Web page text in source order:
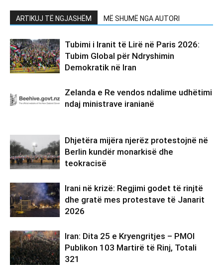
ARTIKUJ TË NGJASHËM MË SHUMË NGA AUTORI
Tubimi i Iranit të Lirë në Paris 2026:
Tubim Global për Ndryshimin
Demokratik në Iran
Zelanda e Re vendos ndalime udhëtimi
ndaj ministrave iranianë
Dhjetëra mijëra njerëz protestojnë në
Berlin kundër monarkisë dhe
teokracisë
Irani në krizë: Regjimi godet të rinjtë
dhe gratë mes protestave të Janarit
2026
Iran: Dita 25 e Kryengritjes – PMOI
Publikon 103 Martirë të Rinj, Totali
321